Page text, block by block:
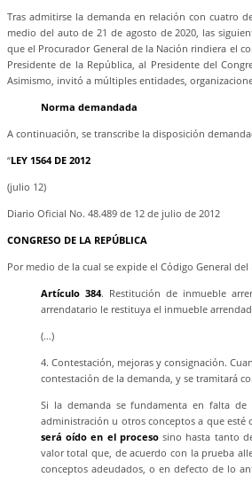
Tras admitirse la demanda en relación con cuatro
medio del auto de 21 de agosto de 2020, las
que el Procurador General de la Nación rindiera el
Presidente de la República, al Presidente del
Asimismo, invitó a múltiples entidades,
Norma demandada
A continuación, se transcribe la disposición
“LEY 1564 DE 2012
(julio 12)
Diario Oficial No. 48.489 de 12 de julio de 2012
CONGRESO DE LA REPÚBLICA
Por medio de la cual se expide el Código General
Artículo 384. Restitución de inmueble
arrendatario le restituya el inmueble
(…)
4. Contestación, mejoras y consignación.
contestación de la demanda, y se tramitará
Si la demanda se fundamenta en falta
administración u otros conceptos a que
será oído en el procesosino hasta tanto
valor total que, de acuerdo con la prueba
conceptos adeudados, o en defecto de lo